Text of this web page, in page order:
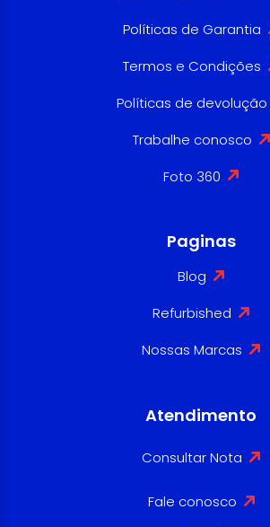
Políticas de Garantia
Termos e Condições
Políticas de devolução
Trabalhe conosco
Foto 360
Paginas
Blog
Refurbished
Nossas Marcas
Atendimento
Consultar Nota
Fale conosco